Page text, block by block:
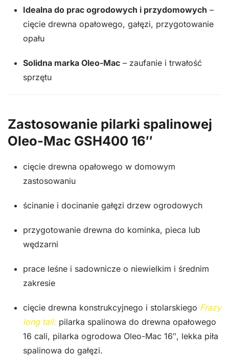
Idealna do prac ogrodowych i przydomowych –
cięcie drewna opałowego, gałęzi, przygotowanie
opału
Solidna marka Oleo-Mac – zaufanie i trwałość
sprzętu
Zastosowanie pilarki spalinowej
Oleo-Mac GSH400 16″
cięcie drewna opałowego w domowym
zastosowaniu
ścinanie i docinanie gałęzi drzew ogrodowych
przygotowanie drewna do kominka, pieca lub
wędzarni
prace leśne i sadownicze o niewielkim i średnim
zakresie
cięcie drewna konstrukcyjnego i stolarskiego Frazy
long tail:pilarka spalinowa do drewna opałowego
16 cali, pilarka ogrodowa Oleo-Mac 16″, lekka piła
spalinowa do gałęzi.